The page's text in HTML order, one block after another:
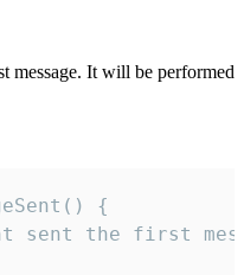
message. It will be performed
{
sent the first